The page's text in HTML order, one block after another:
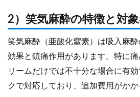
2）笑気麻酔の特徴と対
笑気麻酔（亜酸化窒素）は吸入麻
効果と鎮痛作用があります。特に
リームだけでは不十分な場合に有
クで対応しており、追加費用がかか